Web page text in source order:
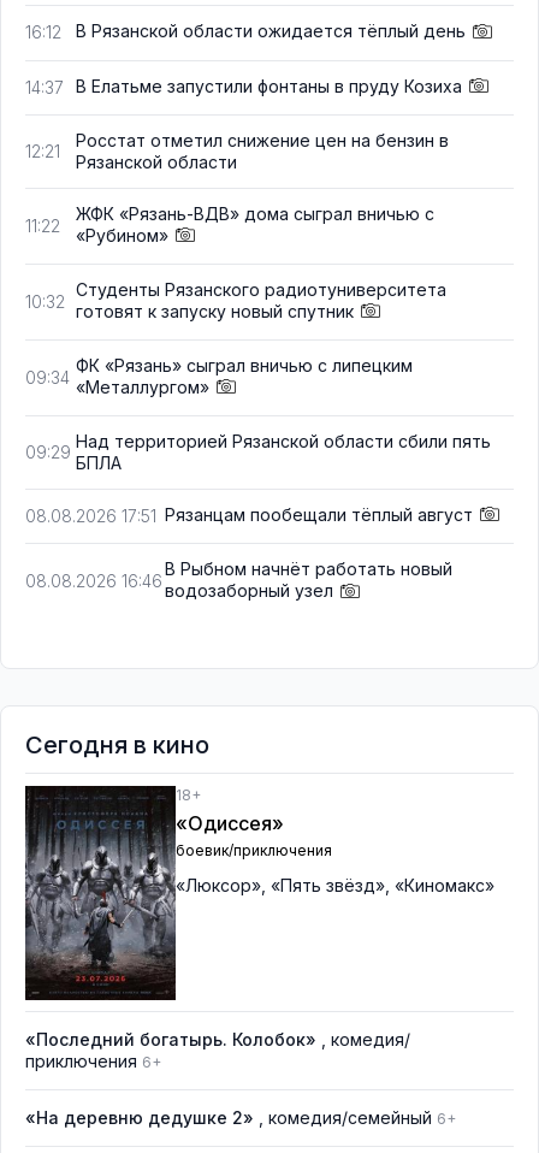
16:12 В Рязанской области ожидается тёплый день
14:37 В Елатьме запустили фонтаны в пруду Козиха
12:21
Росстат отметил снижение цен на бензин в
Рязанской области
11:22
ЖФК «Рязань-ВДВ» дома сыграл вничью с
«Рубином»
10:32
Студенты Рязанского радиотуниверситета
готовят к запуску новый спутник
09:34
ФК «Рязань» сыграл вничью с липецким
«Металлургом»
09:29
Над территорией Рязанской области сбили пять
БПЛА
08.08.2026 17:51 Рязанцам пообещали тёплый август
08.08.2026 16:46
В Рыбном начнёт работать новый
водозаборный узел
Сегодня в кино
18+
«Одиссея»
боевик/приключения
«Люксор» «Пять звёзд» «Киномакс»
«Последний богатырь. Колобок»
, комедия/
приключения 6+
«На деревню дедушке 2» , комедия/семейный 6+